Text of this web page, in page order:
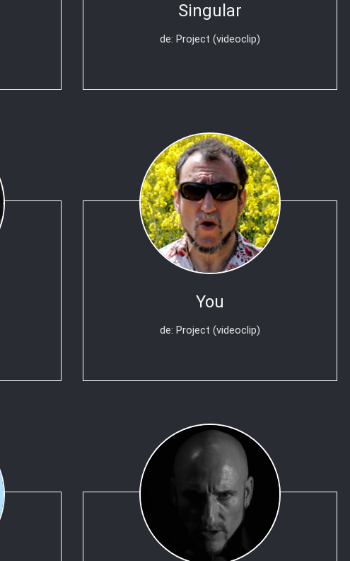
Singular
de: Project (videoclip)
You
de: Project (videoclip)